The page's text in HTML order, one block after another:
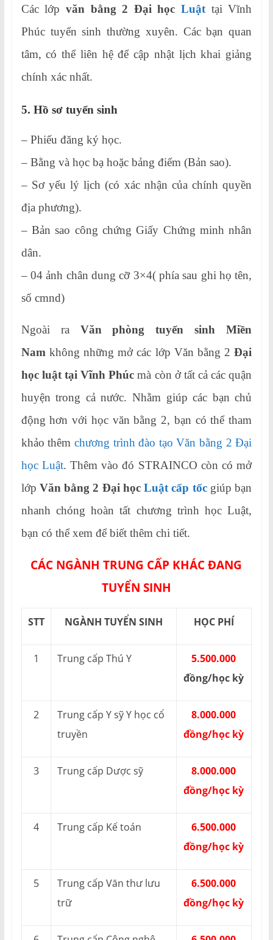
Các lớp văn bằng 2 Đại họcLuậttại Vĩnh
Phúc tuyển sinh thường xuyên. Các bạn quan
tâm, có thể liên hệ để cập nhật lịch khai giảng
chính xác nhất.
5. Hồ sơ tuyển sinh
– Phiếu đăng ký học.
– Bằng và học bạ hoặc bảng điểm (Bản sao).
– Sơ yếu lý lịch (có xác nhận của chính quyền
địa phương).
– Bản sao công chứng Giấy Chứng minh nhân
dân.
– 04 ảnh chân dung cỡ 3×4( phía sau ghi họ tên,
số cmnd)
Ngoài ra Văn phòng tuyển sinh Miền
Namkhông những mở các lớp Văn bằng 2Đại
học luật tại Vĩnh Phúcmà còn ở tất cả các quận
huyện trong cả nước. Nhằm giúp các bạn chủ
động hơn với học văn bằng 2, bạn có thể tham
khảo thêm chương trình đào tạo Văn bằng 2 Đại
học Luật. Thêm vào đó STRAINCO còn có mở
lớp Văn bằng 2 Đại họcLuật cấp tốcgiúp bạn
nhanh chóng hoàn tất chương trình học Luật,
bạn có thể xem để biết thêm chi tiết.
CÁC NGÀNH TRUNG CẤP KHÁC ĐANG
TUYỂN SINH
STT NGÀNH TUYỂN SINH HỌC PHÍ
1 Trung cấp Thú Y
5.500.000
đồng/học kỳ
2
Trung cấp Y sỹ Y học cổ
truyền
8.000.000
đồng/học kỳ
3 Trung cấp Dược sỹ
8.000.000
đồng/học kỳ
4 Trung cấp Kế toán
6.500.000
đồng/học kỳ
5
Trung cấp Văn thư lưu
trữ
6.500.000
đồng/học kỳ